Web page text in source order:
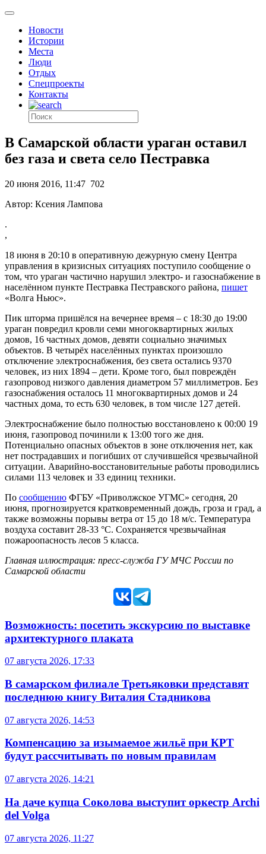
Новости
Истории
Места
Люди
Отдых
Спецпроекты
Контакты
В Самарской области ураган оставил
без газа и света село Пестравка
20 июня 2016, 11:47 702
Автор: Ксения Лампова
.
,
18 июня в 20:10 в оперативную дежурную смену Центра
управления в кризисных ситуациях поступило сообщение о
том, что ураган частично нарушил электро- и газоснабжение в
населённом пункте Пестравка Пестравского района, пишет
«Волга Ньюс».
Пик шторма пришёлся на вечернее время – с 18:30 до 19:00
ураган повредил кровли семи многоквартирных жилых
домов, 16 частных домов, девяти социально значимых
объектов. В четырёх населённых пунктах произошло
отключение электроснабжения, без света остались 9370
человек, из них 1894 – дети. Кроме того, был повреждён
газопровод низкого давления диаметром 57 миллиметров. Без
газоснабжения осталось 11 многоквартирных домов и 24
частных дома, то есть 630 человек, в том числе 127 детей.
Электроснабжение было полностью восстановлено к 00:00 19
июня, газопровод починили к 13:00 того же дня.
Потенциально опасных объектов в зоне отключения нет, как
нет пострадавших и погибших от случившейся чрезвычайной
ситуации. Аварийно-восстановительные работы проводились
силами 113 человек и 33 единиц техники.
По сообщению ФГБУ «Приволжское УГМС» сегодня, 20
июня, прогнозируется кратковременный дождь, гроза и град, а
также возможны порывы ветра от 15 до 18 м/с. Температура
воздуха составит 28-33 °C. Сохраняется чрезвычайная
пожароопасность лесов 5 класса.
Главная иллюстрация: пресс-служба ГУ МЧС России по
Самарской области
Возможность: посетить экскурсию по выставке
архитектурного плаката
07 августа 2026, 17:33
В самарском филиале Третьяковки представят
последнюю книгу Виталия Стадникова
07 августа 2026, 14:53
Компенсацию за изымаемое жильё при КРТ
будут рассчитывать по новым правилам
07 августа 2026, 14:21
На даче купца Соколова выступит оркестр Archi
del Volga
07 августа 2026, 11:27